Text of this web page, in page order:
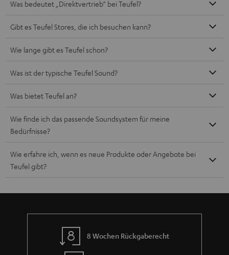
Was bedeutet „Direktvertrieb“ bei Teufel?
Gibt es Teufel Stores, die ich besuchen kann?
Wie lange gibt es Teufel schon?
Was ist der typische Teufel Sound?
Was bietet Teufel an?
Wie finde ich das passende Soundsystem für meine
Bedürfnisse?
Wie erfahre ich, wenn es neue Produkte oder Angebote bei
Teufel gibt?
8 Wochen Rückgaberecht